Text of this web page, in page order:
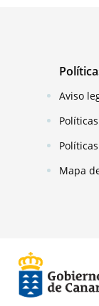
Aviso
Mapa